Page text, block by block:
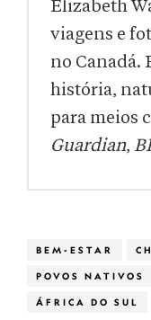
Elizabeth
viagens e
no Canadá.
história,
para meios
Guardian,
BEM-ESTAR
POVOS NATIVOS
ÁFRICA DO SUL